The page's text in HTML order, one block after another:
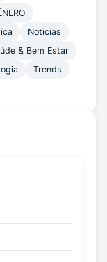
Noticias
& Bem Estar
Trends